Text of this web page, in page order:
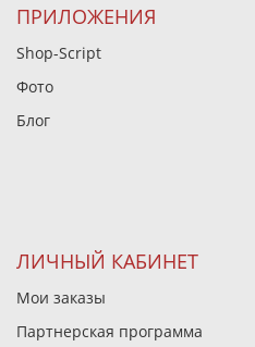
ПРИЛОЖЕНИЯ
Shop-Script
Фото
Блог
ЛИЧНЫЙ КАБИНЕТ
Мои заказы
Партнерская программа